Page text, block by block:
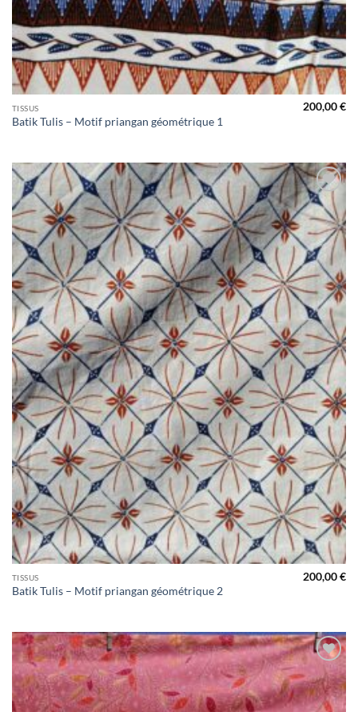
TISSUS
Batik Tulis – Motif priangan géométrique 1
200,00€
Ajouter
à la liste
de
souhaits
TISSUS
Batik Tulis – Motif priangan géométrique 2
200,00€
Ajouter
à la liste
de
souhaits